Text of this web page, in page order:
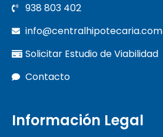
938 803 402
info@centralhipotecaria.com
Solicitar Estudio de Viabilidad
Contacto
Información Legal